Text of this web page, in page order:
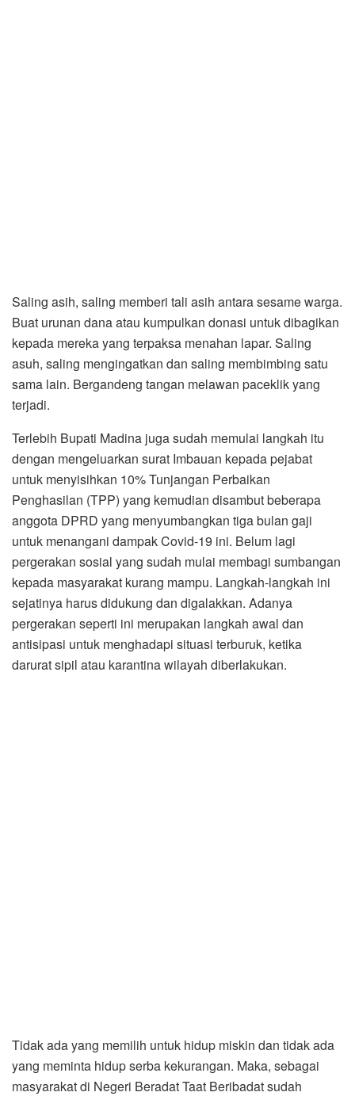
Saling asih, saling memberi tali asih antara sesame warga.
Buat urunan dana atau kumpulkan donasi untuk dibagikan
kepada mereka yang terpaksa menahan lapar. Saling
asuh, saling mengingatkan dan saling membimbing satu
sama lain. Bergandeng tangan melawan paceklik yang
terjadi.
Terlebih Bupati Madina juga sudah memulai langkah itu
dengan mengeluarkan surat Imbauan kepada pejabat
untuk menyisihkan 10% Tunjangan Perbaikan
Penghasilan (TPP) yang kemudian disambut beberapa
anggota DPRD yang menyumbangkan tiga bulan gaji
untuk menangani dampak Covid-19 ini. Belum lagi
pergerakan sosial yang sudah mulai membagi sumbangan
kepada masyarakat kurang mampu. Langkah-langkah ini
sejatinya harus didukung dan digalakkan. Adanya
pergerakan seperti ini merupakan langkah awal dan
antisipasi untuk menghadapi situasi terburuk, ketika
darurat sipil atau karantina wilayah diberlakukan.
Tidak ada yang memilih untuk hidup miskin dan tidak ada
yang meminta hidup serba kekurangan. Maka, sebagai
masyarakat di Negeri Beradat Taat Beribadat sudah